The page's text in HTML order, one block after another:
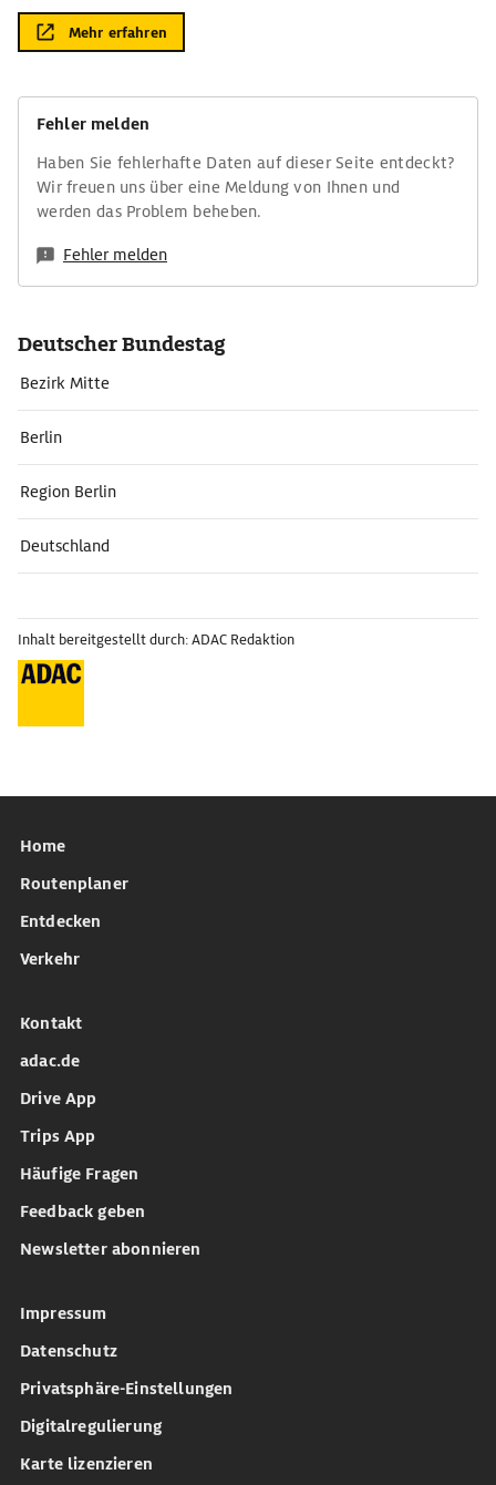
Mehr erfahren
Fehler melden
Haben Sie fehlerhafte Daten auf dieser Seite entdeckt?
Wir freuen uns über eine Meldung von Ihnen und
werden das Problem beheben.
Fehler melden
Deutscher Bundestag
Bezirk Mitte
Berlin
Region Berlin
Deutschland
Inhalt bereitgestellt durch: ADAC Redaktion
Home
Routenplaner
Entdecken
Verkehr
Kontakt
adac.de
Drive App
Trips App
Häufige Fragen
Feedback geben
Newsletter abonnieren
Impressum
Datenschutz
Privatsphäre-Einstellungen
Digitalregulierung
Karte lizenzieren